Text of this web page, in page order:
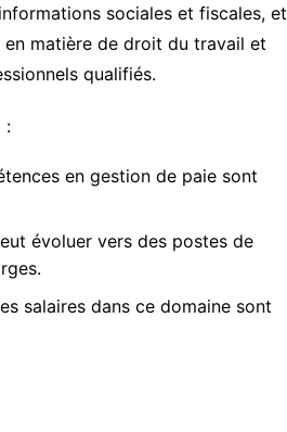
sociales et fiscales, et
matière de droit du travail et
qualifiés.
:
en gestion de paie sont
évoluer vers des postes de
salaires dans ce domaine sont